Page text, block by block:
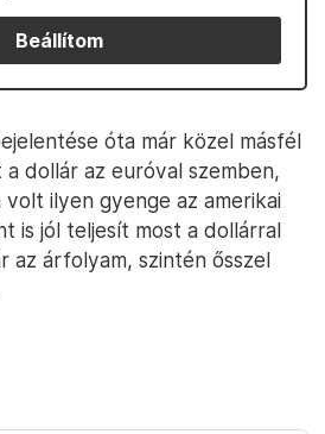
Beállítom
óta már közel másfél
dollár az euróval szemben,
ilyen gyenge az amerikai
is jól teljesít most a dollárral
az árfolyam, szintén ősszel